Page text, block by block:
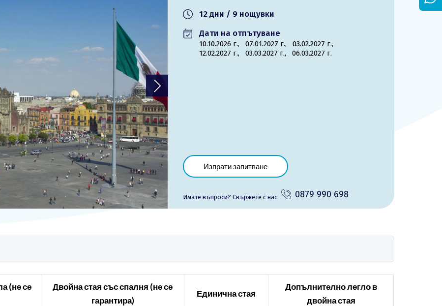
Лиценз
Общи условия
Контакти
Запитване
12 дни / 9 нощувки
Дати на отпътуване
10.10.2026 г., 07.01.2027 г., 03.02.2027 г.,
12.02.2027 г., 03.03.2027 г., 06.03.2027 г.
Изпрати запитване
Имате въпроси? Cвържете с нас 0879 990 698
(не се
Двойна стая със спалня (не се
гарантира)
Единична стая
Допълнително легло в
двойна стая